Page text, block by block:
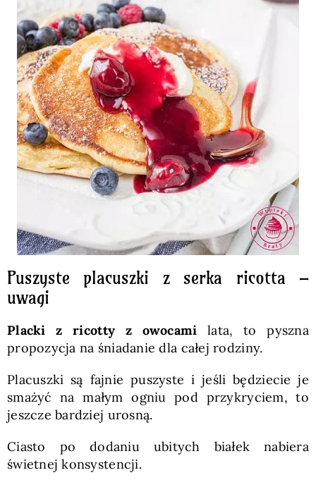
Puszyste placuszki z serka ricotta –
uwagi
Placki z ricotty z owocami lata, to pyszna
propozycja na śniadanie dla całej rodziny.
Placuszki są fajnie puszyste i jeśli będziecie je
smażyć na małym ogniu pod przykryciem, to
jeszcze bardziej urosną.
Ciasto po dodaniu ubitych białek nabiera
świetnej konsystencji.